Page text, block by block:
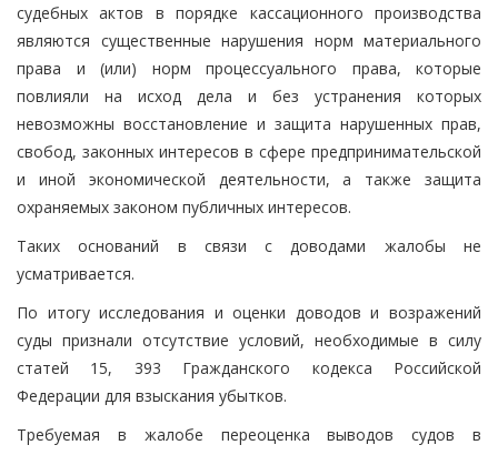
судебных актов в порядке кассационного производства
являются существенные нарушения норм материального
права и (или) норм процессуального права, которые
повлияли на исход дела и без устранения которых
невозможны восстановление и защита нарушенных прав,
свобод, законных интересов в сфере предпринимательской
и иной экономической деятельности, а также защита
охраняемых законом публичных интересов.
Таких оснований в связи с доводами жалобы не
усматривается.
По итогу исследования и оценки доводов и возражений
суды признали отсутствие условий, необходимые в силу
статей 15, 393 Гражданского кодекса Российской
Федерации для взыскания убытков.
Требуемая в жалобе переоценка выводов судов в